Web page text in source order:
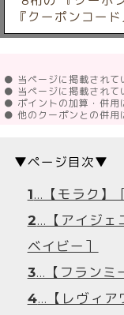
『クーポンコー
● 当ページに掲載されて
● 当ページに掲載されて
● ポイントの加算・併用
● 他のクーポンとの併用
▼ページ目次▼
1…【モラク】
2…【アイジェ
ベイビー］
3…【フランミ
4…【レヴィア